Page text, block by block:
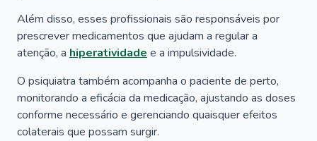
Além disso, esses profissionais são responsáveis por
prescrever medicamentos que ajudam a regular a
atenção, a hiperatividadee a impulsividade.
O psiquiatra também acompanha o paciente de perto,
monitorando a eficácia da medicação, ajustando as doses
conforme necessário e gerenciando quaisquer efeitos
colaterais que possam surgir.